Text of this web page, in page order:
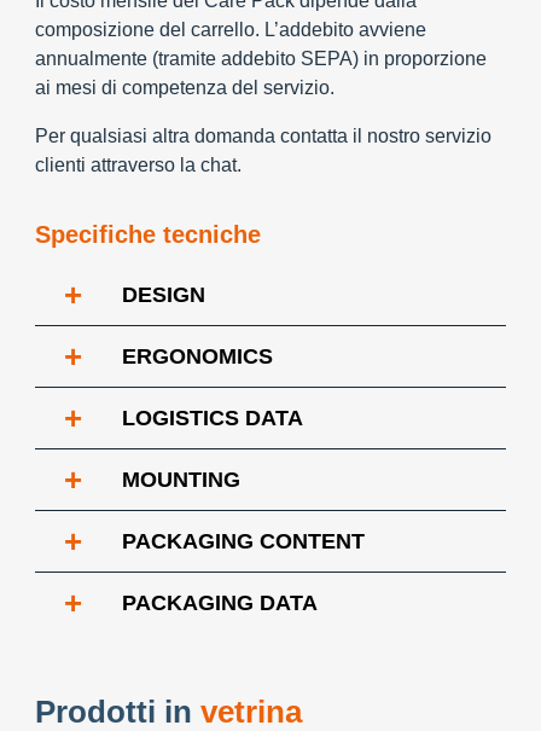
composizione del carrello. L’addebito avviene
annualmente (tramite addebito SEPA) in proporzione
ai mesi di competenza del servizio.
Per qualsiasi altra domanda contatta il nostro servizio
clienti attraverso la chat.
Specifiche tecniche
+ DESIGN
+ ERGONOMICS
+ LOGISTICS DATA
+ MOUNTING
+ PACKAGING CONTENT
+ PACKAGING DATA
Prodotti in vetrina